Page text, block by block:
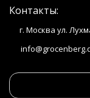
Контакты:
г. Москва ул.